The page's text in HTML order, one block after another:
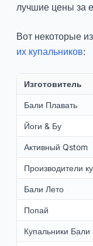
лучшие цены за
Вот некоторые
их купальников:
Изготовитель
Бали Плавать
Йоги & Бу
Активный Qstom
Производители
Бали Лето
Попай
Купальники Бали